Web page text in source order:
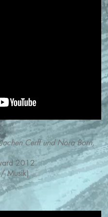
Cerff und Nora Born,
2012.
Musik)